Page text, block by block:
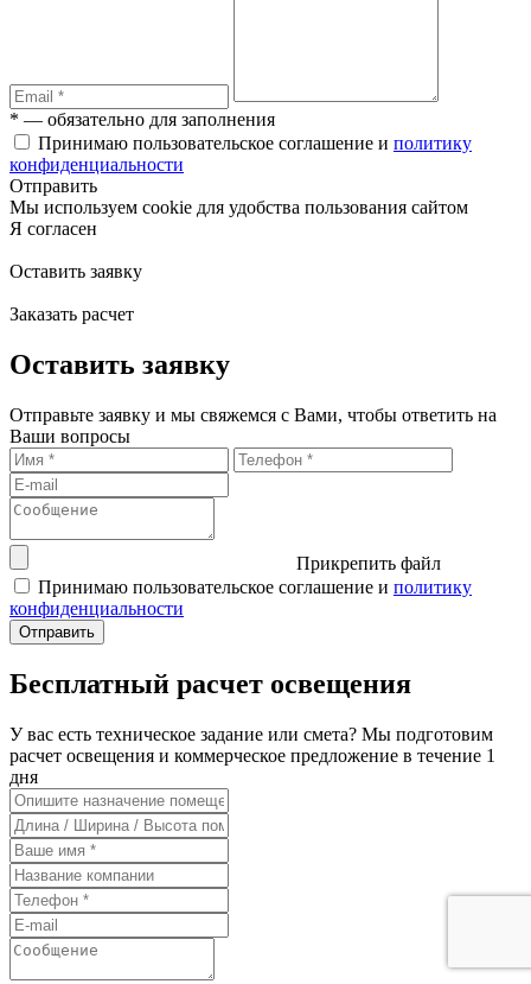
* — обязательно для заполнения
Принимаю пользовательское соглашение и политику
конфиденциальности
Отправить
Мы используем cookie для удобства пользования сайтом
Я согласен
Оставить заявку
Заказать расчет
Оставить заявку
Отправьте заявку и мы свяжемся с Вами, чтобы ответить на
Ваши вопросы
Прикрепить файл
Принимаю пользовательское соглашение и политику
конфиденциальности
Бесплатный расчет освещения
У вас есть техническое задание или смета? Мы подготовим
расчет освещения и коммерческое предложение в течение 1
дня